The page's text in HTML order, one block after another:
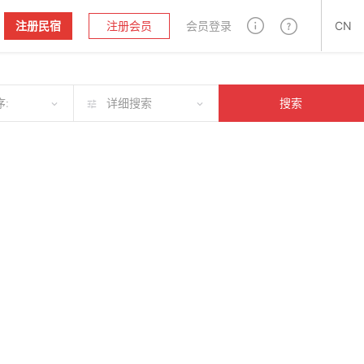
注册民宿 注册会员 会员登录 CN
: 详细搜索 搜索